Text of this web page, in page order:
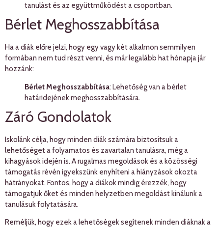
tanulást és az együttműködést a csoportban.
Bérlet Meghosszabbítása
Ha a diák előre jelzi, hogy egy vagy két alkalmon semmilyen
formában nem tud részt venni, és már legalább hat hónapja jár
hozzánk:
Bérlet Meghosszabbítása: Lehetőség van a bérlet
határidejének meghosszabbítására.
Záró Gondolatok
Iskolánk célja, hogy minden diák számára biztosítsuk a
lehetőséget a folyamatos és zavartalan tanulásra, még a
kihagyások idején is. A rugalmas megoldások és a közösségi
támogatás révén igyekszünk enyhíteni a hiányzások okozta
hátrányokat. Fontos, hogy a diákok mindig érezzék, hogy
támogatjuk őket és minden helyzetben megoldást kínálunk a
tanulásuk folytatására.
Reméljük, hogy ezek a lehetőségek segítenek minden diáknak a